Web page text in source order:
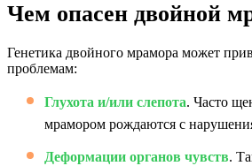
Чем опасен двойной
Генетика двойного мрамора может
проблемам:
Глухота и/или слепота. Часто
мрамором рождаются с
Деформации органов чувств.